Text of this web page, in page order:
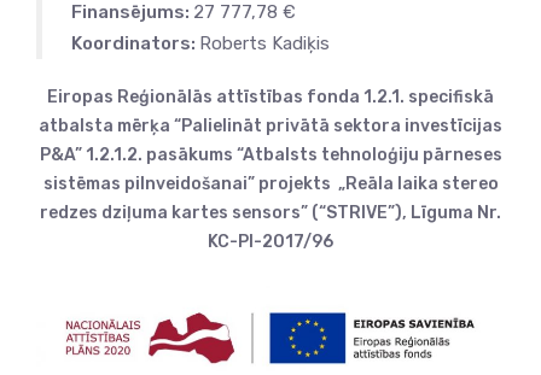
Finansējums: 27 777,78 €
Koordinators: Roberts Kadiķis
Eiropas Reģionālās attīstības fonda 1.2.1. specifiskā
atbalsta mērķa “Palielināt privātā sektora investīcijas
P&A” 1.2.1.2. pasākums “Atbalsts tehnoloģiju pārneses
sistēmas pilnveidošanai” projekts „Reāla laika stereo
redzes dziļuma kartes sensors” (“STRIVE”), Līguma Nr.
KC-PI-2017/96